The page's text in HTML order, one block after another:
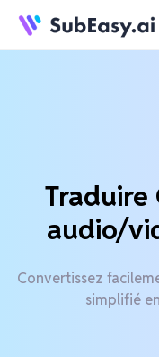
Traduire
audio/
Convertissez
simplifié